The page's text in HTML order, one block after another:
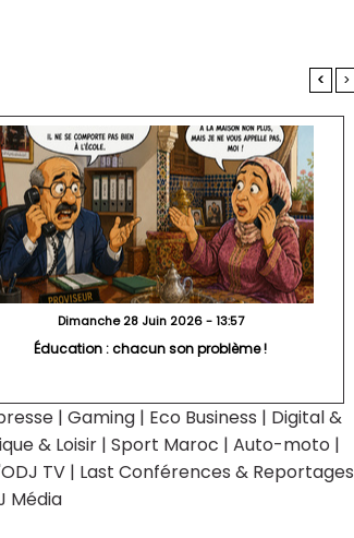
< >
Dimanche 28 Juin 2026 - 13:57
Éducation : chacun son problème !
| Gaming | Eco Business | Digital &
& Loisir | Sport Maroc | Auto-moto |
TV | Last Conférences & Reportages
Média